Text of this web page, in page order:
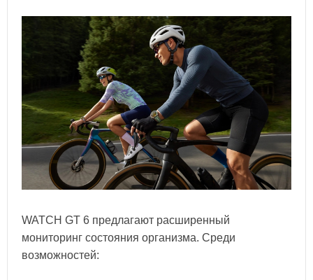
WATCH GT 6 предлагают расширенный
мониторинг состояния организма. Среди
возможностей: